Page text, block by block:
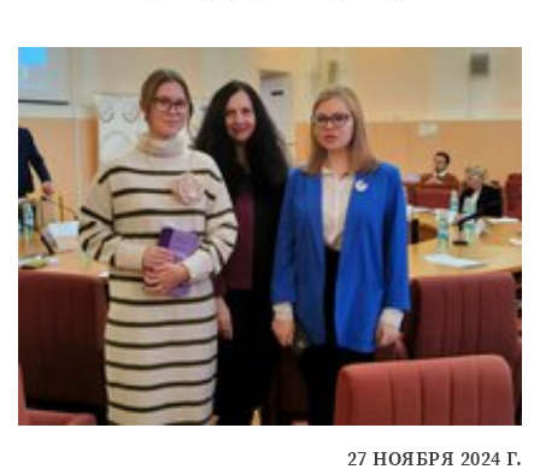
27 НОЯБРЯ 2024 Г.